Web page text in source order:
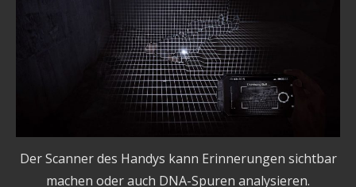
Der Scanner des Handys kann Erinnerungen sichtbar
machen oder auch DNA-Spuren analysieren.